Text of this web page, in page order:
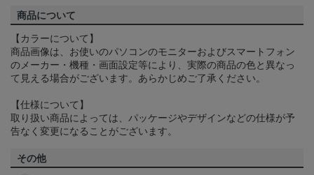
商品について
【カラーについて】
商品画像は、お使いのパソコンのモニターおよびスマートフォン
のメーカー・機種・画面設定等により、実際の商品の色と異なっ
て見える場合がございます。あらかじめご了承ください。
【仕様について】
取り扱い商品によっては、パッケージやデザインなどの仕様が予
告なく変更になることがございます。
その他